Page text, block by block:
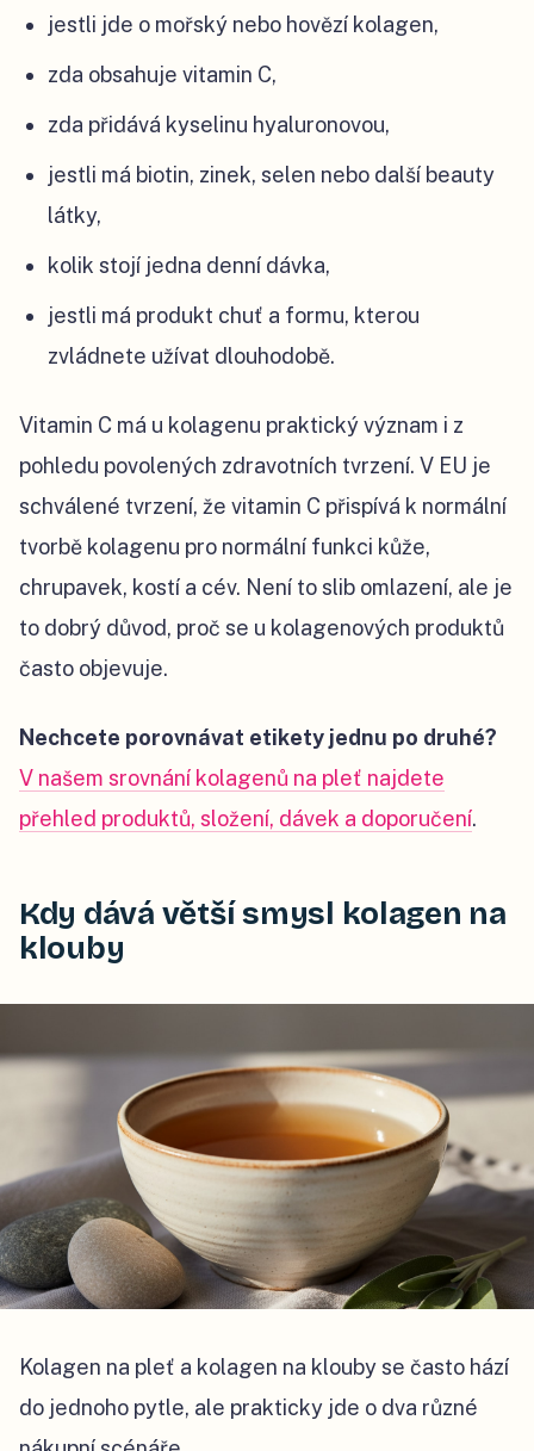
jestli jde o mořský nebo hovězí kolagen,
zda obsahuje vitamin C,
zda přidává kyselinu hyaluronovou,
jestli má biotin, zinek, selen nebo další beauty
látky,
kolik stojí jedna denní dávka,
jestli má produkt chuť a formu, kterou
zvládnete užívat dlouhodobě.
Vitamin C má u kolagenu praktický význam i z
pohledu povolených zdravotních tvrzení. V EU je
schválené tvrzení, že vitamin C přispívá k normální
tvorbě kolagenu pro normální funkci kůže,
chrupavek, kostí a cév. Není to slib omlazení, ale je
to dobrý důvod, proč se u kolagenových produktů
často objevuje.
Nechcete porovnávat etikety jednu po druhé?
V našem srovnání kolagenů na pleť najdete
přehled produktů, složení, dávek a doporučení.
Kdy dává větší smysl kolagen na
klouby
Kolagen na pleť a kolagen na klouby se často hází
do jednoho pytle, ale prakticky jde o dva různé